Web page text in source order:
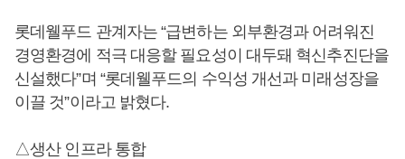
롯데웰푸드 관계자는 “급변하는 외부환경과 어려워진
경영환경에 적극 대응할 필요성이 대두돼 혁신추진단을
신설했다”며 “롯데웰푸드의 수익성 개선과 미래성장을
이끌 것”이라고 밝혔다.
△생산 인프라 통합